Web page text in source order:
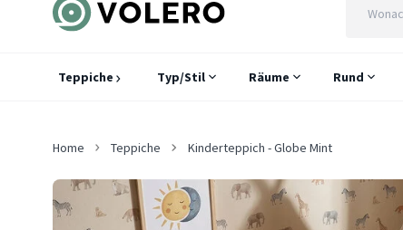
Teppiche Typ/Stil Räume Rund
Home Teppiche Kinderteppich - Globe Mint